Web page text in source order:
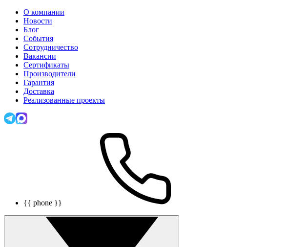
О компании
Новости
Блог
События
Сотрудничество
Вакансии
Сертификаты
Производители
Гарантия
Доставка
Реализованные проекты
{{ phone }}